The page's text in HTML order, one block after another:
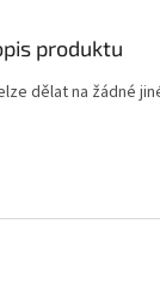
produktu
dělat na žádné